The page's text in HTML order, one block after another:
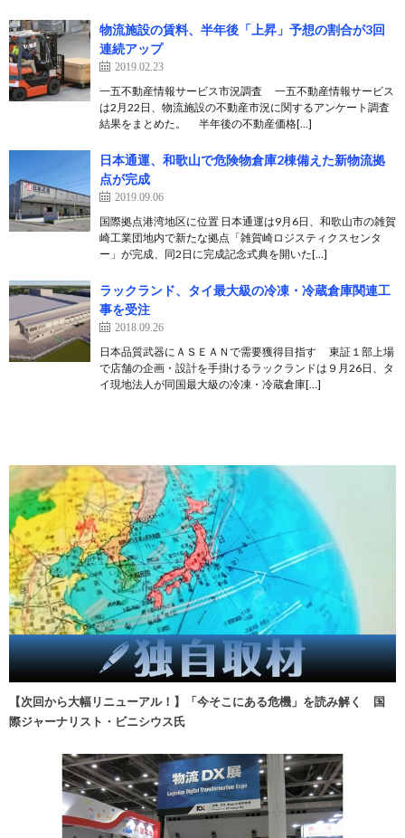
物流施設の賃料、半年後「上昇」予想の割合が3回
連続アップ
2019.02.23
一五不動産情報サービス市況調査 一五不動産情報サービス
は2月22日、物流施設の不動産市況に関するアンケート調査
結果をまとめた。 半年後の不動産価格[…]
日本通運、和歌山で危険物倉庫2棟備えた新物流拠
点が完成
2019.09.06
国際拠点港湾地区に位置 日本通運は9月6日、和歌山市の雑賀
崎工業団地内で新たな拠点「雑賀崎ロジスティクスセンタ
ー」が完成、同2日に完成記念式典を開いた[…]
ラックランド、タイ最大級の冷凍・冷蔵倉庫関連工
事を受注
2018.09.26
日本品質武器にＡＳＥＡＮで需要獲得目指す 東証１部上場
で店舗の企画・設計を手掛けるラックランドは９月26日、タ
イ現地法人が同国最大級の冷凍・冷蔵倉庫[…]
【次回から大幅リニューアル！】「今そこにある危機」を読み解く 国
際ジャーナリスト・ビニシウス氏